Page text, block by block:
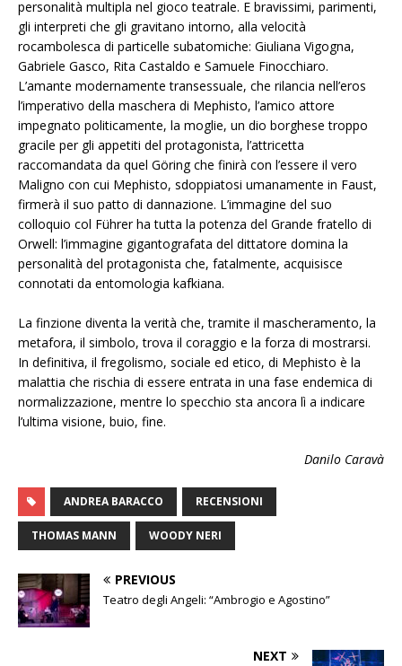
personalità multipla nel gioco teatrale. E bravissimi, parimenti,
gli interpreti che gli gravitano intorno, alla velocità
rocambolesca di particelle subatomiche: Giuliana Vigogna,
Gabriele Gasco, Rita Castaldo e Samuele Finocchiaro.
L’amante modernamente transessuale, che rilancia nell’eros
l’imperativo della maschera di Mephisto, l’amico attore
impegnato politicamente, la moglie, un dio borghese troppo
gracile per gli appetiti del protagonista, l’attricetta
raccomandata da quel Göring che finirà con l’essere il vero
Maligno con cui Mephisto, sdoppiatosi umanamente in Faust,
firmerà il suo patto di dannazione. L’immagine del suo
colloquio col Führer ha tutta la potenza del Grande fratello di
Orwell: l’immagine gigantografata del dittatore domina la
personalità del protagonista che, fatalmente, acquisisce
connotati da entomologia kafkiana.
La finzione diventa la verità che, tramite il mascheramento, la
metafora, il simbolo, trova il coraggio e la forza di mostrarsi.
In definitiva, il fregolismo, sociale ed etico, di Mephisto è la
malattia che rischia di essere entrata in una fase endemica di
normalizzazione, mentre lo specchio sta ancora lì a indicare
l’ultima visione, buio, fine.
Danilo Caravà
ANDREA BARACCO RECENSIONI
THOMAS MANN WOODY NERI
PREVIOUS
Teatro degli Angeli: “Ambrogio e Agostino”
NEXT